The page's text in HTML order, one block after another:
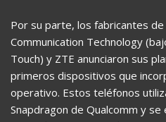
Por su parte, los fabricantes
Communication Technology
Touch) y ZTE anunciaron sus
primeros dispositivos que
operativo. Estos teléfonos
Snapdragon de Qualcomm y se